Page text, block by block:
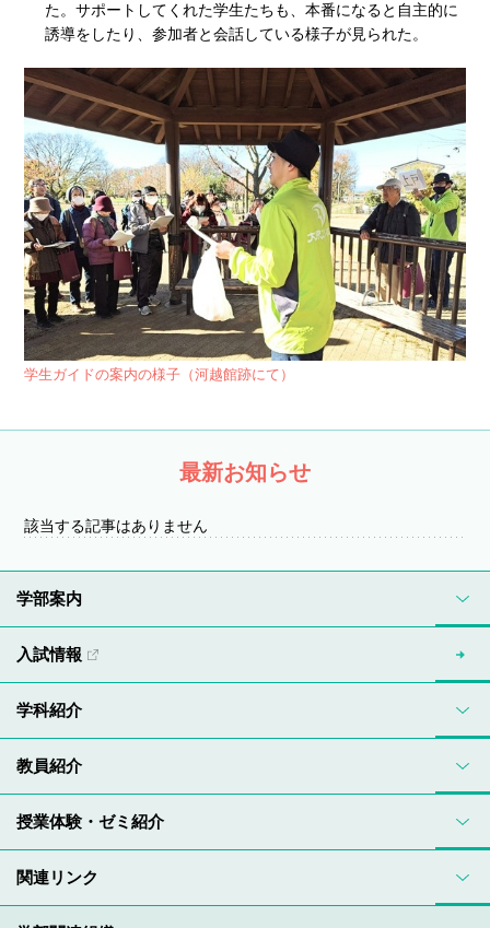
た。サポートしてくれた学生たちも、本番になると自主的に
誘導をしたり、参加者と会話している様子が見られた。
学生ガイドの案内の様子（河越館跡にて）
最新お知らせ
該当する記事はありません
学部案内
入試情報
学科紹介
教員紹介
授業体験・ゼミ紹介
関連リンク